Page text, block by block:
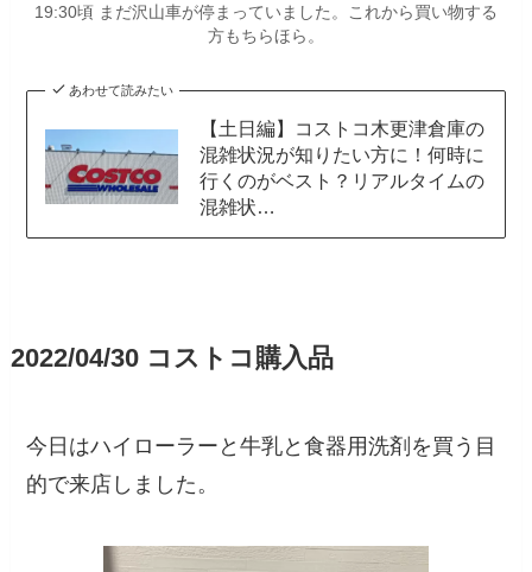
19:30頃 まだ沢山車が停まっていました。これから買い物する
方もちらほら。
あわせて読みたい
【土日編】コストコ木更津倉庫の
混雑状況が知りたい方に！何時に
行くのがベスト？リアルタイムの
混雑状…
2022/04/30 コストコ購入品
今日はハイローラーと牛乳と食器用洗剤を買う目
的で来店しました。